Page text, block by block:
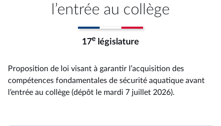
l’entrée au collège
17e législature
Proposition de loi visant à garantir l’acquisition des
compétences fondamentales de sécurité aquatique avant
l’entrée au collège (dépôt le mardi 7 juillet 2026).